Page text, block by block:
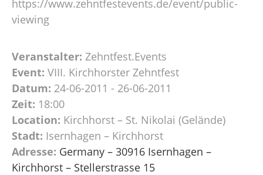
https://www.zehntfestevents.de/event/public-
viewing
Veranstalter: Zehntfest.Events
Event: VIII. Kirchhorster Zehntfest
Datum: 24-06-2011 - 26-06-2011
Zeit: 18:00
Location: Kirchhorst – St. Nikolai (Gelände)
Stadt: Isernhagen – Kirchhorst
Adresse: Germany – 30916 Isernhagen –
Kirchhorst – Stellerstrasse 15